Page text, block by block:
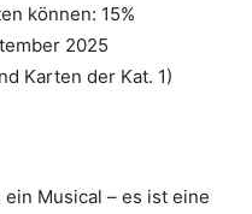
können: 15%
2025
Karten der Kat. 1)
ein Musical – es ist eine